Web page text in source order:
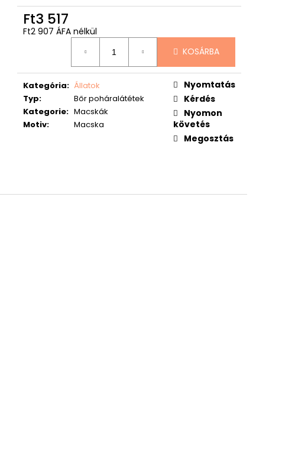
Ft3 517
Ft2 907 ÁFA nélkül
KOSÁRBA
Kategória: Állatok
Typ:
Bőr poháralátétek
Kategorie: Macskák
Motiv: Macska
Nyomtatás
Kérdés
Nyomon
követés
Megosztás